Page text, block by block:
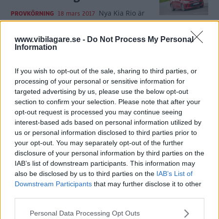
www.vibilagare.se - Do Not Process My Personal
Information
If you wish to opt-out of the sale, sharing to third parties, or
processing of your personal or sensitive information for
targeted advertising by us, please use the below opt-out
section to confirm your selection. Please note that after your
opt-out request is processed you may continue seeing
interest-based ads based on personal information utilized by
us or personal information disclosed to third parties prior to
your opt-out. You may separately opt-out of the further
disclosure of your personal information by third parties on the
IAB’s list of downstream participants. This information may
also be disclosed by us to third parties on the IAB’s List of
Downstream Participants that may further disclose it to other
Please note that this website/app uses one or more Google
Personal Data Processing Opt Outs
PROVKÖRNING 18 mars 2017 Nya Kia Rio är
en småbil av senaste snitt. I jämförelse
med resten av bilen känns dock dess motor som rena
antikviteten.
Kia Rio – rapport från
provkörningen
PROVKÖRNING 1 februari 2017
Vädrets makter är inte vänliga
mot Vi Bilägares Tommy Wahlström. Men, nya Kia Rio måste
provköras, trots hällregn.
2 kommentarer Gasa (17) Bromsa (16)
Biltest: Chevrolet Aveo, Kia Rio
(2011)